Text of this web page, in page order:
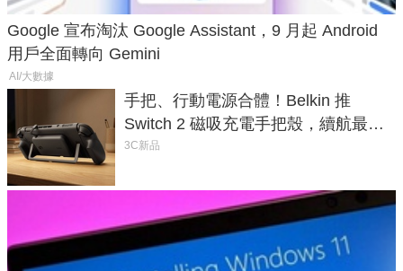
Google 宣布淘汰 Google Assistant，9 月起 Android
用戶全面轉向 Gemini
AI/大數據
手把、行動電源合體！Belkin 推
Switch 2 磁吸充電手把殼，續航最高
延長 1.5 倍
3C新品